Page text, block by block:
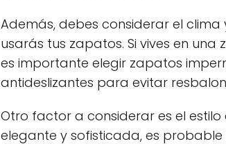
Además, debes considerar el clima
usarás tus zapatos. Si vives en una
es importante elegir zapatos
antideslizantes para evitar
Otro factor a considerar es el estilo
elegante y sofisticada, es